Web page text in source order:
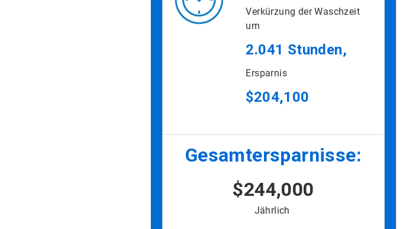
Verkürzung der Waschzeit
um
2.041 Stunden,
Ersparnis
$204,100
Gesamtersparnisse:
$244,000
Jährlich